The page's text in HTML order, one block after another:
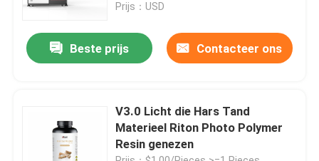
Alle Gevallen
3D Printer van het lasermetaal
Tandmetaal 3D Printer
Prijs：USD
Beste prijs Contacteer ons
V3.0 Licht die Hars Tand
Materieel Riton Photo Polymer
Resin genezen